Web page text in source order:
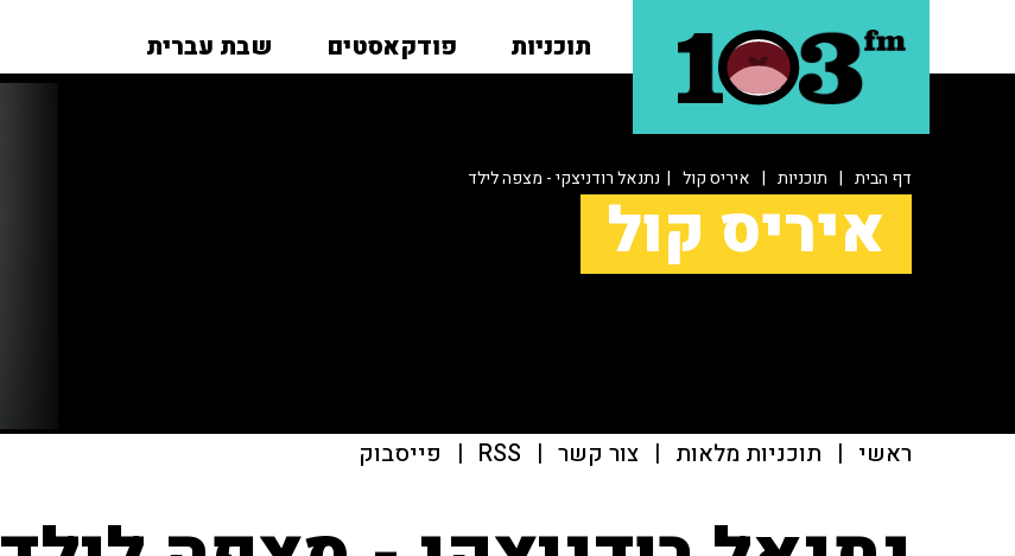
תוכניות פודקאסטים שבת עברית
דף הבית | תוכניות | איריס קול | נתנאל רודניצקי - מצפה לילד
איריס קול
ראשי | תוכניות מלאות | צור קשר |
RSS
| פייסבוק